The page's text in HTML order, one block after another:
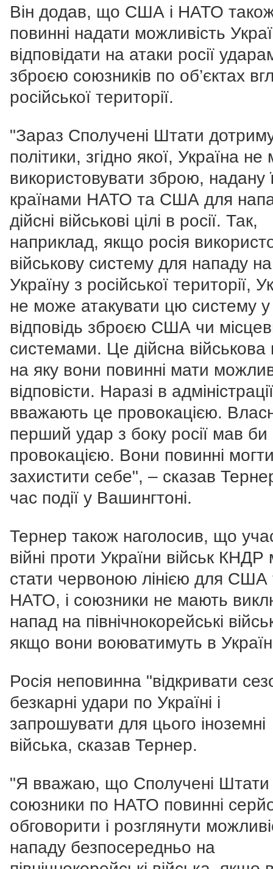
Він додав, що США і НАТО
повинні надати можливість
відповідати на атаки росії
зброєю союзників по об’єктах
російської території.
"Зараз Сполучені Штати
політики, згідно якої, Україна
використовувати зброю, надану
країнами НАТО та США для
дійсні військові цілі в росії. Так,
наприклад, якщо росія
військову систему для нападу на
Україну з російської території,
не може атакувати цю систему у
відповідь зброєю США чи
системами. Це дійсна військова
на яку вони повинні мати
відповісти. Наразі в адміністрації
вважають це провокацією.
перший удар з боку росії мав би
провокацією. Вони повинні
захистити себе", – сказав
час події у Вашингтоні.
Тернер також наголосив, що
війні проти України військ КНДР
стати червоною лінією для США
НАТО, і союзники не мають
напад на північнокорейські
якщо вони воюватимуть в
Росія неповинна "відкривати
безкарні удари по Україні і
запрошувати для цього іноземні
війська, сказав Тернер.
"Я вважаю, що Сполучені Штати
союзники по НАТО повинні
обговорити і розглянути
нападу безпосередньо на